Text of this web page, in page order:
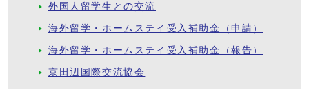
外国人留学生との交流
海外留学・ホームステイ受入補助金（申請）
海外留学・ホームステイ受入補助金（報告）
京田辺国際交流協会